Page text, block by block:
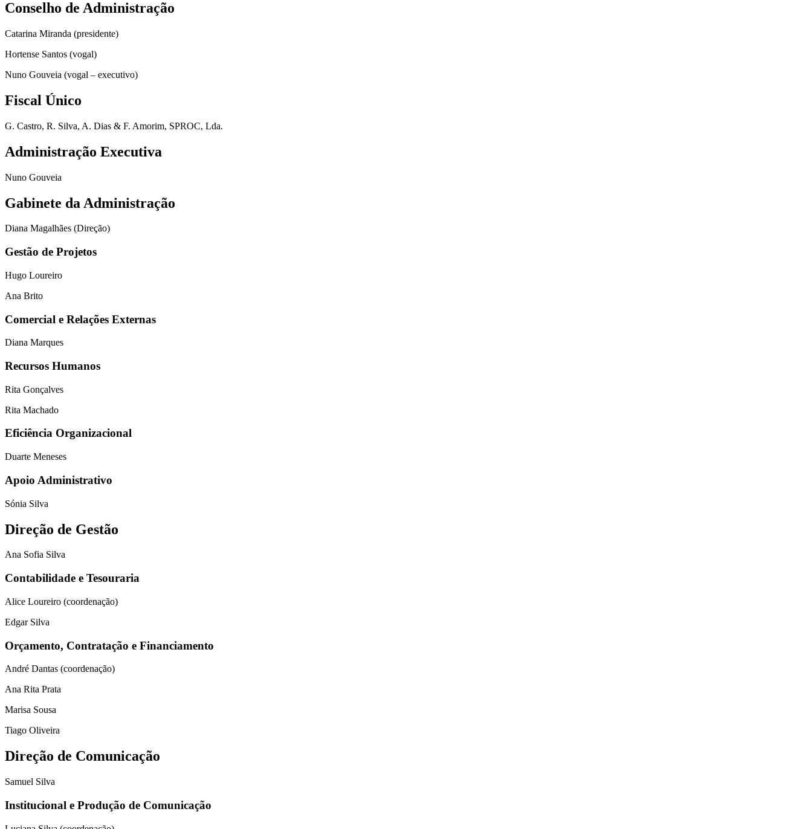
Conselho de Administração
Catarina Miranda (presidente)
Hortense Santos (vogal)
Nuno Gouveia (vogal – executivo)
Fiscal Único
G. Castro, R. Silva, A. Dias & F. Amorim, SPROC, Lda.
Administração Executiva
Nuno Gouveia
Gabinete da Administração
Diana Magalhães (Direção)
Gestão de Projetos
Hugo Loureiro
Ana Brito
Comercial e Relações Externas
Diana Marques
Recursos Humanos
Rita Gonçalves
Rita Machado
Eficiência Organizacional
Duarte Meneses
Apoio Administrativo
Sónia Silva
Direção de Gestão
Ana Sofia Silva
Contabilidade e Tesouraria
Alice Loureiro (coordenação)
Edgar Silva
Orçamento, Contratação e Financiamento
André Dantas (coordenação)
Ana Rita Prata
Marisa Sousa
Tiago Oliveira
Direção de Comunicação
Samuel Silva
Institucional e Produção de Comunicação